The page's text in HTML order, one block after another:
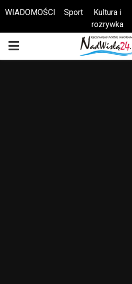
Otwórz pasek narzędzi
WIADOMOŚCI Sport
Kultura i
rozrywka
PRIMARY